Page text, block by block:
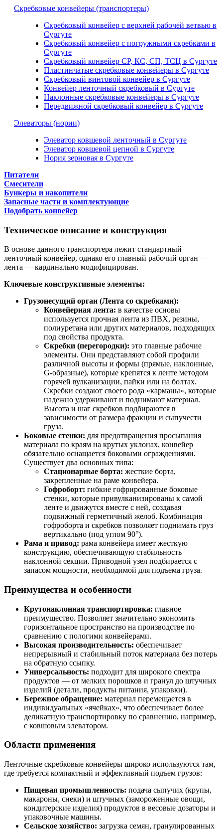
Скребковые конвейеры (транспортеры)
Скребковый конвейер с верхней рабочей ветвью в
Сургуте
Скребковый конвейер с погружными скребками в
Сургуте
Скребковый конвейер СР, КС, СП, ТСЦ в Сургуте
Пластинчатые скребковые конвейеры в Сургуте
Скребковый винтовой конвейер в Сургуте
Конвейер ленточный скребковый в Сургуте
Наклонные скребковые конвейеры в Сургуте
Передвижной скребковый конвейер в Сургуте
Элеваторы (нории)
Элеватор ковшевой ленточный в Сургуте
Элеватор ковшевой цепной в Сургуте
Нория зерновая в Сургуте
Питатели
Смесители
Бункеры и накопители
Запасные части и комплектующие
Подобрать конвейер
Техническое описание и конструкция
В основе данного транспортера лежит стандартный
ленточный конвейер, однако его главный рабочий орган —
лента — кардинально модифицирован.
Ключевые конструктивные элементы:
Грузонесущий орган (Лента со скребками):
Конвейерная лента: в качестве основы
используется прочная лента из ПВХ, резины,
полиуретана или других материалов, подходящих
под свойства продукта.
Скребки (перегородки): это главные рабочие
элементы. Они представляют собой профили
различной высоты и формы (прямые, наклонные,
G-образные), которые крепятся к ленте методом
горячей вулканизации, пайки или на болтах.
Скребки создают своего рода «карманы», которые
надежно удерживают и поднимают материал.
Высота и шаг скребков подбираются в
зависимости от размера фракции и сыпучести
груза.
Боковые стенки: для предотвращения просыпания
материала по краям на крутых уклонах, конвейер
обязательно оснащается боковыми ограждениями.
Существует два основных типа:
Стационарные борта: жесткие борта,
закрепленные на раме конвейера.
Гофроборт: гибкие гофрированные боковые
стенки, которые привулканизированы к самой
ленте и движутся вместе с ней, создавая
подвижный герметичный желоб. Комбинация
гофроборта и скребков позволяет поднимать груз
вертикально (под углом 90°).
Рама и привод: рама конвейера имеет жесткую
конструкцию, обеспечивающую стабильность
наклонной секции. Приводной узел подбирается с
запасом мощности, необходимой для подъема груза.
Преимущества и особенности
Крутонаклонная транспортировка: главное
преимущество. Позволяет значительно экономить
горизонтальное пространство на производстве по
сравнению с пологими конвейерами.
Высокая производительность: обеспечивает
непрерывный и стабильный поток материала без потерь
на обратную ссыпку.
Универсальность: подходит для широкого спектра
продуктов — от мелких порошков и гранул до штучных
изделий (детали, продукты питания, упаковки).
Бережное обращение: материал перемещается в
индивидуальных «ячейках», что обеспечивает более
деликатную транспортировку по сравнению, например,
с ковшовым элеватором.
Области применения
Ленточные скребковые конвейеры широко используются там,
где требуется компактный и эффективный подъем грузов:
Пищевая промышленность: подача сыпучих (крупы,
макароны, снеки) и штучных (замороженные овощи,
кондитерские изделия) продуктов в весовые дозаторы и
упаковочные машины.
Сельское хозяйство: загрузка семян, гранулированных